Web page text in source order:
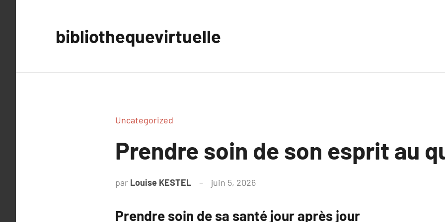
bibliothequevirtuelle
Uncategorized
Prendre soin de son esprit au
par Louise KESTEL juin 5, 2026
Prendre soin de sa santé jour après jour